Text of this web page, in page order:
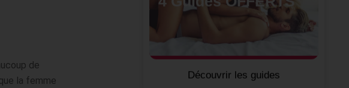
de
la femme
4 Guides OFFERTS
Découvrir les guides